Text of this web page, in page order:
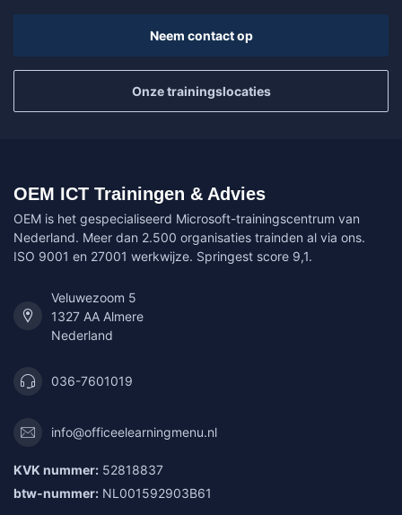
Neem contact op
Onze trainingslocaties
OEM ICT Trainingen & Advies
OEM is het gespecialiseerd Microsoft-trainingscentrum van
Nederland. Meer dan 2.500 organisaties trainden al via ons.
ISO 9001 en 27001 werkwijze. Springest score 9,1.
Veluwezoom 5
1327 AA Almere
Nederland
036-7601019
info@officeelearningmenu.nl
KVK nummer: 52818837
btw-nummer: NL001592903B61